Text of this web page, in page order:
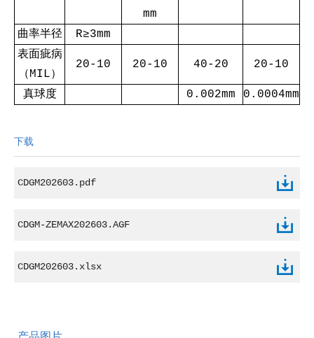
mm
曲率半径
R≥3mm
表面疵病
（MIL）
20-10 20-10 40-20 20-10
真球度 0.002mm 0.0004mm
下载
CDGM202603.pdf
CDGM-ZEMAX202603.AGF
CDGM202603.xlsx